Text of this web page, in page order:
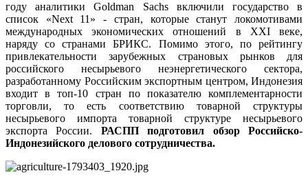
году аналитикиGoldman Sachs
включили государство в
список «Next
11» - стран, которые станут локомотивами
международных экономических отношений в XXI
веке,
наряду со странами БРИКС. Помимо этого, по рейтингу
привлекательности зарубежных страновых рынков для
российского несырьевого неэнергетического сектора,
разработанному Российским экспортным центром, Индонезия
входит в топ-10 стран по показателю комплементарности
торговли, то есть соответствию товарной структуры
несырьевого импорта товарной структуре несырьевого
экспорта России. РАСПП подготовил обзор Российско-
Индонезийского делового сотрудничества.